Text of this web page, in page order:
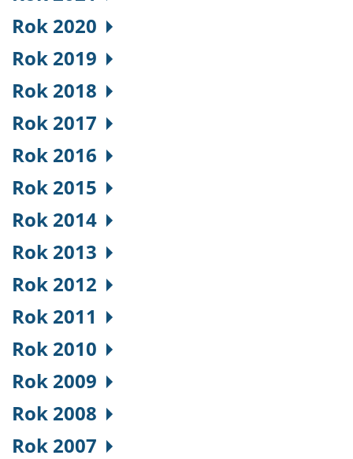
Rok 2020
Rok 2019
Rok 2018
Rok 2017
Rok 2016
Rok 2015
Rok 2014
Rok 2013
Rok 2012
Rok 2011
Rok 2010
Rok 2009
Rok 2008
Rok 2007